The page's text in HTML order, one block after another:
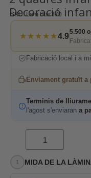
Decoració
SKU Lam Star370
★★★★★4.9
5.500
Fabricació local i a
Enviament gratuït a
Terminis de
l'agost s'enviaran a
MIDA DE LA